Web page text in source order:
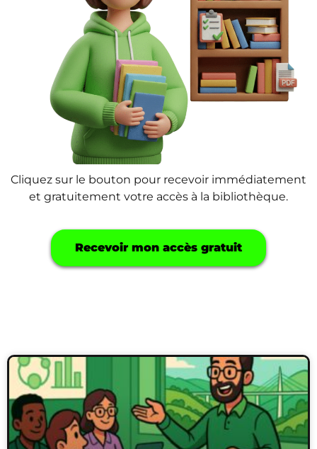
Cliquez sur le bouton pour recevoir immédiatement
et gratuitement votre accès à la bibliothèque.
Recevoir mon accès gratuit